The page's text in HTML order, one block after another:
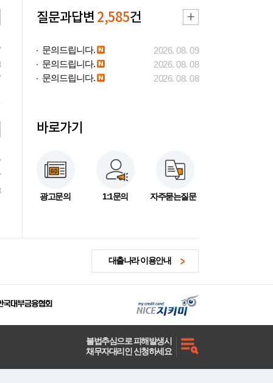
질문과답변 2,585건
문의드립니다.
2026. 08. 09
문의드립니다.
2026. 08. 08
문의드립니다.
2026. 08. 08
바로가기
광고문의 1:1문의 자주묻는질문
대출나라 이용안내
불법추심으로 피해발생시
채무자대리인 신청하세요